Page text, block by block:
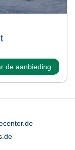
de aanbieding